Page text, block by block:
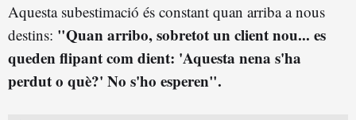
Aquesta subestimació és constant quan arriba a nous
destins: "Quan arribo, sobretot un client nou... es
queden flipant com dient: 'Aquesta nena s'ha
perdut o què?' No s'ho esperen".